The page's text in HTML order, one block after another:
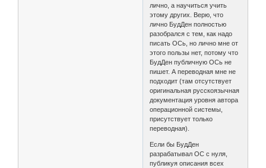
лично, а научиться учить
этому других. Верю, что
лично БудДен полностью
разобрался с тем, как надо
писать ОСь, но лично мне от
этого пользы нет, потому что
БудДен публичную ОСь не
пишет. А переводная мне не
подходит (там отсутствует
оригинальная русскоязычная
документация уровня автора
операционной системы,
присутствует только
переводная).
Если бы БудДен
разрабатывал ОС с нуля,
публикуя описания всех